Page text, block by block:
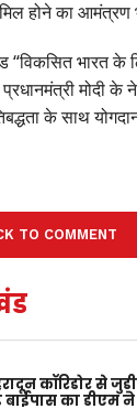
होने का आमंत्रण
“विकसित भारत के
मोदी के
के साथ
TO COMMENT
कॉरिडोर से
बाईपास का डीएम